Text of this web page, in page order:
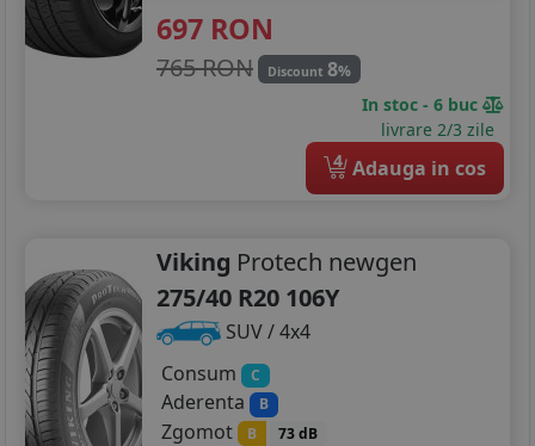
697 RON
765 RON Discount 8%
In stoc - 6 buc
livrare 2/3 zile
4 Adauga in cos
Viking Protech newgen
275/40 R20 106Y
SUV / 4x4
Consum
C
Aderenta B
Zgomot B 73 dB